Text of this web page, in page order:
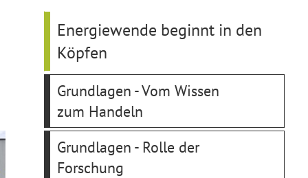
Energiewende beginnt in den
Köpfen
Grundlagen - Vom Wissen
zum Handeln
Grundlagen - Rolle der
Forschung